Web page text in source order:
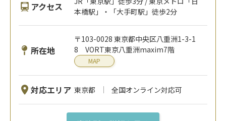
アクセス
本橋駅」・「大手町駅」徒歩2分
所在地
〒103-0028 東京都中央区八重洲1-3-1
8 VORT東京八重洲maxim7階
MAP
対応エリア 東京都 全国オンライン対応可